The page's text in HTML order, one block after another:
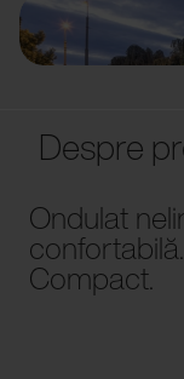
Despre
Ondulat
Compact.